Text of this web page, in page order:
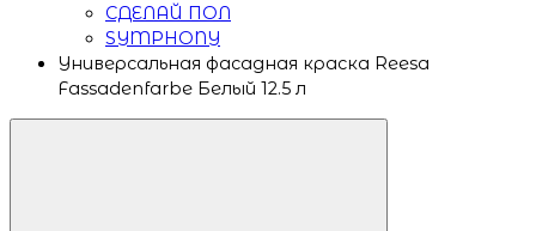
СДЕЛАЙ ПОЛ
SYMPHONY
Универсальная фасадная краска Reesa
Fassadenfarbe Белый 12.5 л